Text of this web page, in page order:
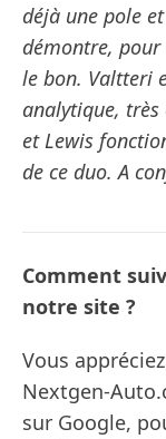
déjà une pole
démontre, pour
le bon. Valtteri
analytique,
et Lewis
de ce duo. A
Comment
notre site ?
Vous
Nextgen-
sur Google,